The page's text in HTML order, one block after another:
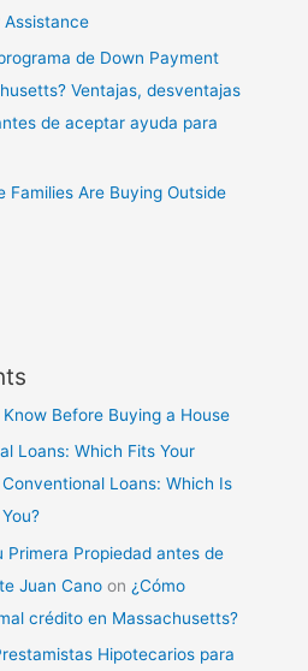
de Down Payment
Ventajas, desventajas
de aceptar ayuda para
Families Are Buying Outside
Before Buying a House
Loans: Which Fits Your
Conventional Loans: Which Is
Primera Propiedad antes de
Juan Cano on ¿Cómo
crédito en Massachusetts?
Hipotecarios para